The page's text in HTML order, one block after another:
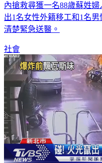
內搶救尋獲一名88歲蘇姓
出1名女性外籍移工和1名
清楚緊急送醫。
社會